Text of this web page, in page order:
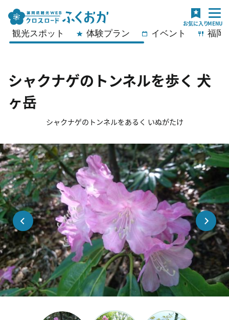
観光スポット 体験プラン イベント 福岡
シャクナゲのトンネルを歩く 犬
ヶ岳
シャクナゲのトンネルをあるく いぬがたけ